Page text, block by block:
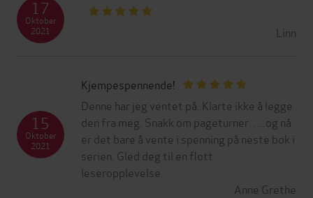
Linn
17
Oktober
2021
Kjempespennende!
Denne har jeg ventet på. Klarte ikke å legge
den fra meg. Snakk om pageturner…..og nå
er det bare å vente i spenning på neste bok i
serien. Gled deg til en flott
leseropplevelse.
Anne Grethe
15
Oktober
2021